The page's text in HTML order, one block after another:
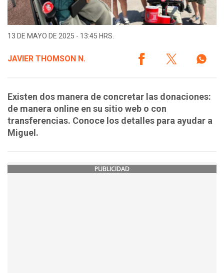
13 DE MAYO DE 2025 - 13:45 HRS.
JAVIER THOMSON N.
Existen dos manera de concretar las donaciones:
de manera online en su sitio web o con
transferencias. Conoce los detalles para ayudar a
Miguel.
PUBLICIDAD